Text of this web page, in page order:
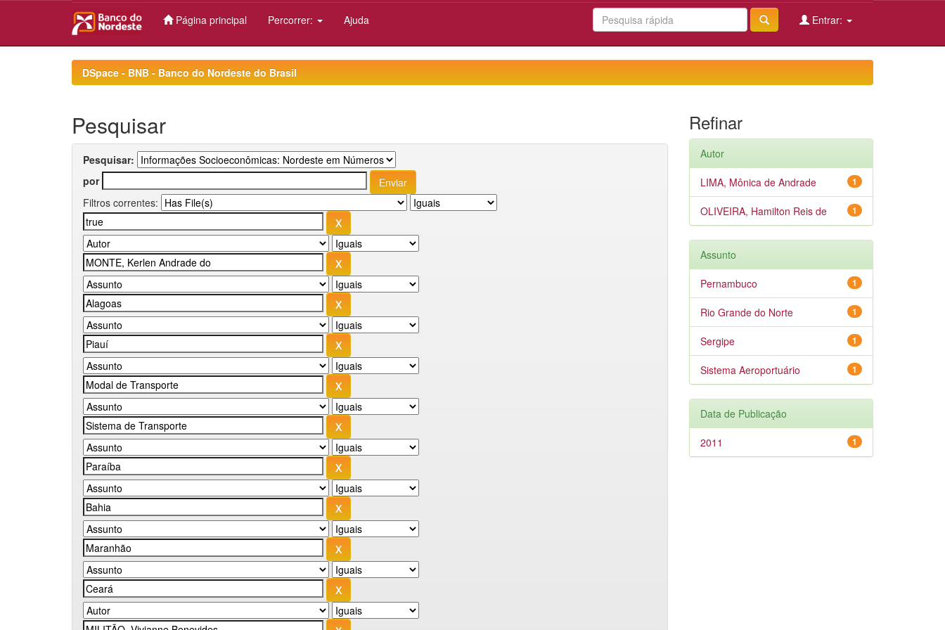
Página principal Percorrer: Ajuda Entrar:
DSpace - BNB - Banco do Nordeste do Brasil
Pesquisar
Pesquisar:
por
Filtros correntes:
Refinar
Autor
1
LIMA, Mônica de Andrade
1
OLIVEIRA, Hamilton Reis de
Assunto
1
Pernambuco
1
Rio Grande do Norte
1
Sergipe
1
Sistema Aeroportuário
Data de Publicação
1
2011